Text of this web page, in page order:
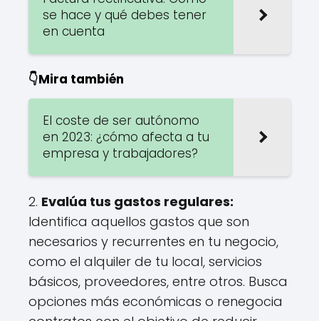
se hace y qué debes tener
en cuenta
👇Mira también
El coste de ser autónomo
en 2023: ¿cómo afecta a tu
empresa y trabajadores?
2. Evalúa tus gastos regulares:
Identifica aquellos gastos que son
necesarios y recurrentes en tu negocio,
como el alquiler de tu local, servicios
básicos, proveedores, entre otros. Busca
opciones más económicas o renegocia